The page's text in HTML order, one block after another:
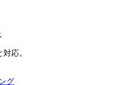
応。
グ